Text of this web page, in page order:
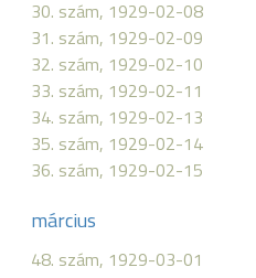
30. szám, 1929-02-08
31. szám, 1929-02-09
32. szám, 1929-02-10
33. szám, 1929-02-11
34. szám, 1929-02-13
35. szám, 1929-02-14
36. szám, 1929-02-15
március
48. szám, 1929-03-01